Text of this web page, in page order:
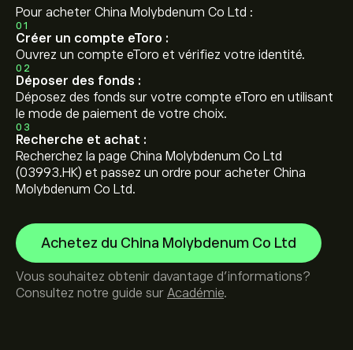
Pour acheter China Molybdenum Co Ltd :
01
Créer un compte eToro :
Ouvrez un compte eToro et vérifiez votre identité.
02
Déposer des fonds :
Déposez des fonds sur votre compte eToro en utilisant
le mode de paiement de votre choix.
03
Recherche et achat :
Recherchez la page China Molybdenum Co Ltd
(03993.HK) et passez un ordre pour acheter China
Molybdenum Co Ltd.
Achetez du China Molybdenum Co Ltd
Vous souhaitez obtenir davantage d'informations?
Consultez notre guide sur Académie.